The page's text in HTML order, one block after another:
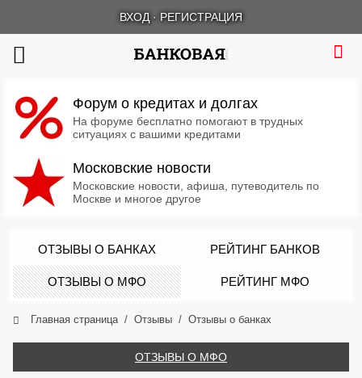
ВХОД · РЕГИСТРАЦИЯ
Форум о кредитах и долгах
На форуме бесплатно помогают в трудных
ситуациях с вашими кредитами
Московские новости
Московские новости, афиша, путеводитель по
Москве и многое другое
ОТЗЫВЫ О БАНКАХ РЕЙТИНГ БАНКОВ
ОТЗЫВЫ О МФО РЕЙТИНГ МФО
Главная страница Отзывы Отзывы о банках
ОТЗЫВЫ О МФО